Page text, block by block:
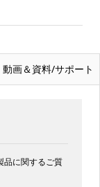
動画＆資料/サポート
品に関するご質